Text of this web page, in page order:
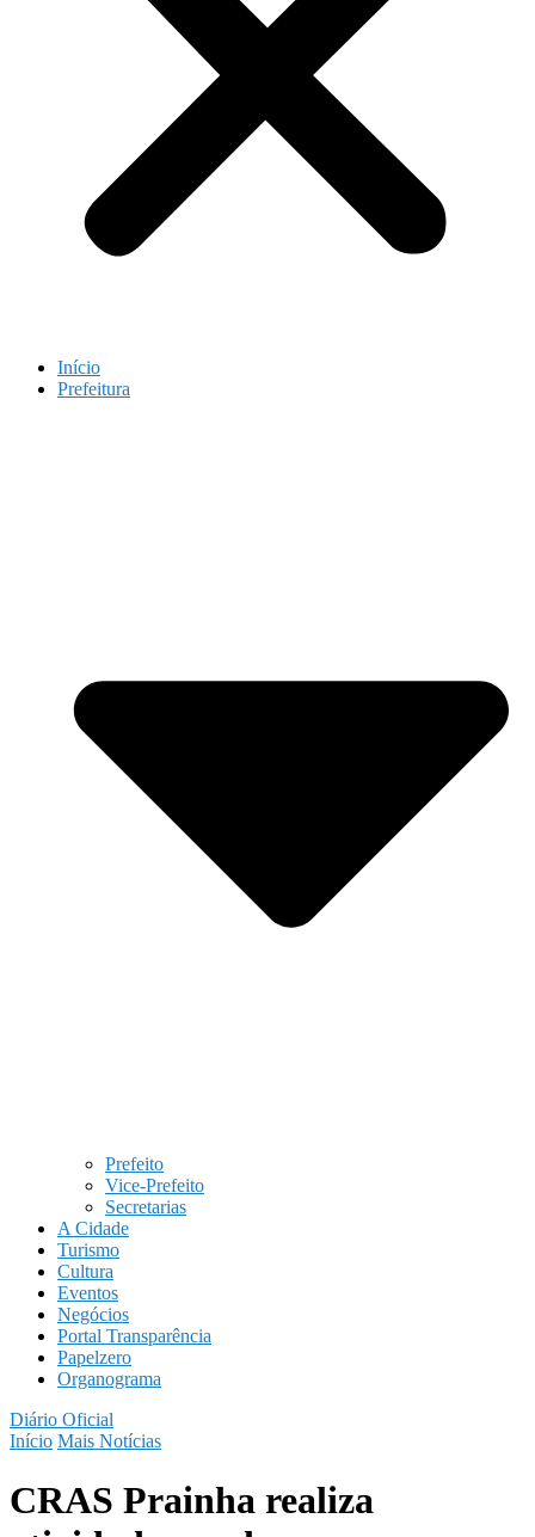
Início
Prefeitura
Prefeito
Vice-Prefeito
Secretarias
A Cidade
Turismo
Cultura
Eventos
Negócios
Portal Transparência
Papelzero
Organograma
Diário Oficial
Início Mais Notícias
CRAS Prainha realiza